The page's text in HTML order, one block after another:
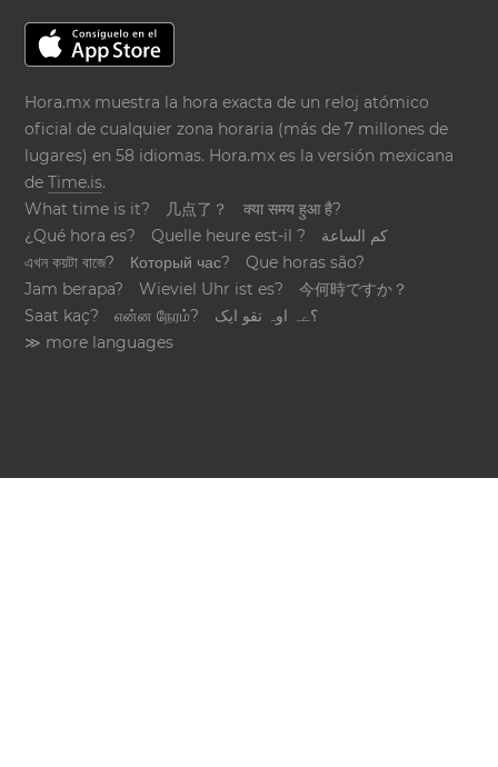
Hora.mx muestra la hora exacta de un reloj atómico
oficial de cualquier zona horaria (más de 7 millones de
lugares) en 58 idiomas. Hora.mx es la versión mexicana
deTime.is.
What time is it?
几点了？
क्या समय हुआ है?
¿Qué hora es?
Quelle heure est-il ?
كم الساعة
এখন কয়টা বাজে?
Который час?
Que horas são?
Jam berapa?
Wieviel Uhr ist es?
今何時ですか？
Saat kaç?
என்ன நேரம்?
؟ےہ اوہ تقو ایک
≫ more languages